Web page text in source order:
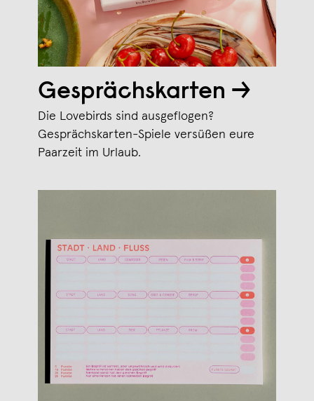
Gesprächskarten →
Die Lovebirds sind ausgeflogen?
Gesprächskarten-Spiele versüßen eure
Paarzeit im Urlaub.